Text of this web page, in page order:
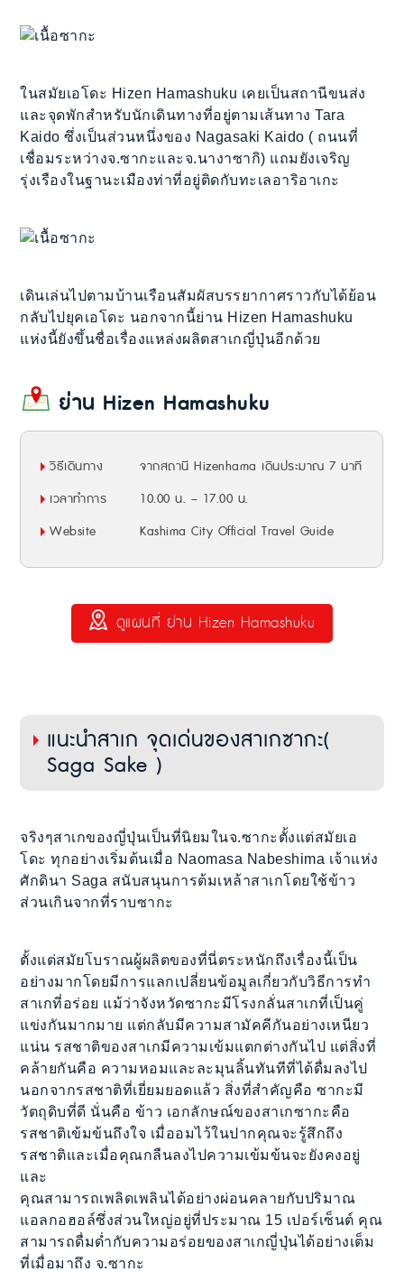
ในสมัยเอโดะ Hizen Hamashuku เคยเป็นสถานีขนส่ง
และจุดพักสำหรับนักเดินทางที่อยู่ตามเส้นทาง Tara
Kaido ซึ่งเป็นส่วนหนึ่งของ Nagasaki Kaido ( ถนนที่
เชื่อมระหว่างจ.ซากะและจ.นางาซากิ) แถมยังเจริญ
รุ่งเรืองในฐานะเมืองท่าที่อยู่ติดกับทะเลอาริอาเกะ
เดินเล่นไปตามบ้านเรือนสัมผัสบรรยากาศราวกับได้ย้อน
กลับไปยุคเอโดะ นอกจากนี้ย่าน Hizen Hamashuku
แห่งนี้ยังขึ้นชื่อเรื่องแหล่งผลิตสาเกญี่ปุ่นอีกด้วย
ย่าน Hizen Hamashuku
วิธีเดินทาง
จากสถานี Hizenhama เดินประมาณ 7 นาที
เวลาทำการ
10.00 น. – 17.00 น.
Website
Kashima City Official Travel Guide
ดูแผนที่ ย่าน Hizen Hamashuku
แนะนำสาเก จุดเด่นของสาเกซากะ(
Saga Sake )
จริงๆสาเกของญี่ปุ่นเป็นที่นิยมในจ.ซากะตั้งแต่สมัยเอ
โดะ ทุกอย่างเริ่มต้นเมื่อ Naomasa Nabeshima เจ้าแห่ง
ศักดินา Saga สนับสนุนการต้มเหล้าสาเกโดยใช้ข้าว
ส่วนเกินจากที่ราบซากะ
ตั้งแต่สมัยโบราณผู้ผลิตของที่นี่ตระหนักถึงเรื่องนี้เป็น
อย่างมากโดยมีการแลกเปลี่ยนข้อมูลเกี่ยวกับวิธีการทำ
สาเกที่อร่อย แม้ว่าจังหวัดซากะมีโรงกลั่นสาเกที่เป็นคู่
แข่งกันมากมาย แต่กลับมีความสามัคคีกันอย่างเหนียว
แน่น รสชาติของสาเกมีความเข้มแตกต่างกันไป แต่สิ่งที่
คล้ายกันคือ ความหอมและละมุนลิ้นทันทีที่ได้ดื่มลงไป
นอกจากรสชาติที่เยี่ยมยอดแล้ว สิ่งที่สำคัญคือ ซากะมี
วัตถุดิบที่ดี นั่นคือ ข้าว เอกลักษณ์ของสาเกซากะคือ
รสชาติเข้มข้นถึงใจ เมื่ออมไว้ในปากคุณจะรู้สึกถึง
รสชาติและเมื่อคุณกลืนลงไปความเข้มข้นจะยังคงอยู่
และ
คุณสามารถเพลิดเพลินได้อย่างผ่อนคลายกับปริมาณ
แอลกอฮอล์ซึ่งส่วนใหญ่อยู่ที่ประมาณ 15 เปอร์เซ็นต์ คุณ
สามารถดื่มด่ำกับความอร่อยของสาเกญี่ปุ่นได้อย่างเต็ม
ที่เมื่อมาถึง จ.ซากะ